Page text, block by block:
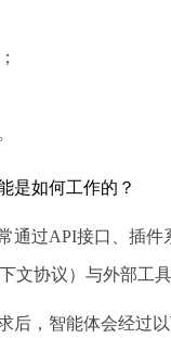
是如何工作的？
通过API接口、插件
文协议）与外部工具
后，智能体会经过以